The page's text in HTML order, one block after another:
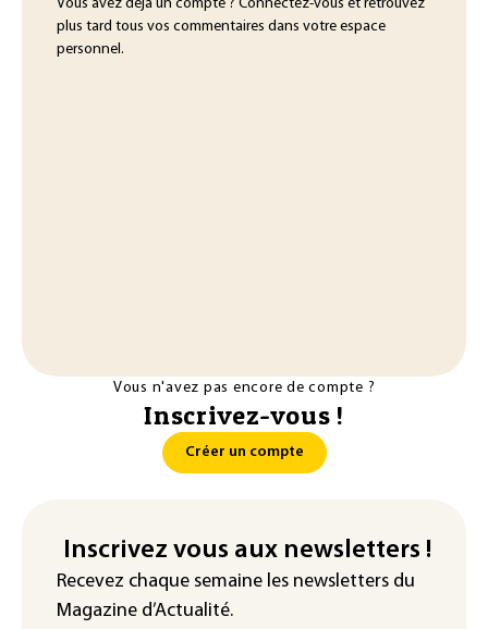
Vous avez déjà un compte ? Connectez-vous et retrouvez
plus tard tous vos commentaires dans votre espace
personnel.
Vous n'avez pas encore de compte ?
Inscrivez-vous !
Créer un compte
Inscrivez vous aux newsletters !
Recevez chaque semaine les newsletters du
Magazine d’Actualité.